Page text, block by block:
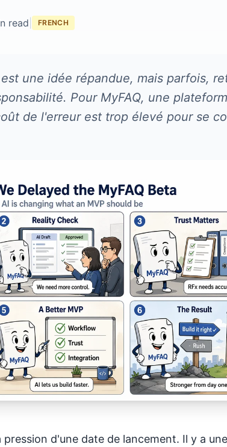
read FRENCH
une idée répandue, mais parfois,
Pour MyFAQ, une
de l'erreur est trop élevé pour se
d'une date de lancement. Il y a